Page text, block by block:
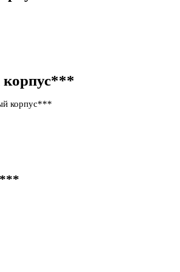
корпус***
корпус***